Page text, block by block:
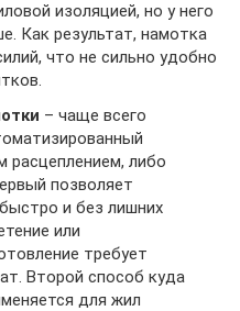
изоляцией, но у него
Как результат, намотка
что не сильно удобно
– чаще всего
расцеплением, либо
позволяет
и без лишних
или
требует
Второй способ куда
для жил